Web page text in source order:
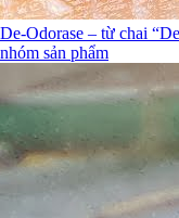
De-Odorase – từ chai
nhóm sản phẩm